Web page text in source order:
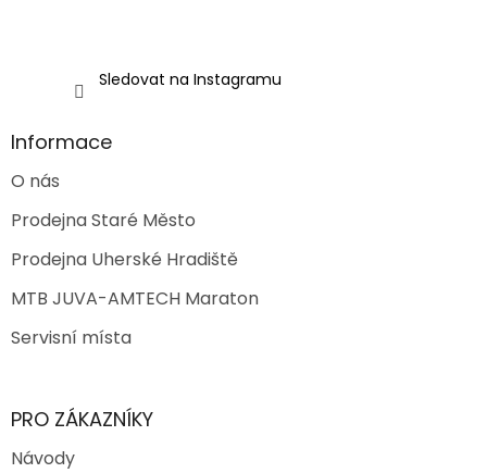
Sledovat na Instagramu
Informace
O nás
Prodejna Staré Město
Prodejna Uherské Hradiště
MTB JUVA-AMTECH Maraton
Servisní místa
PRO ZÁKAZNÍKY
Návody